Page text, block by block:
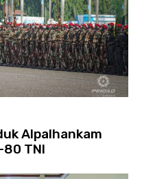
Alpalhankam
80 TNI